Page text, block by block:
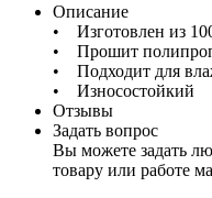
Описание
• Изготовлен из
• Прошит
• Подходит для
• Износостойкий
Отзывы
Задать вопрос
Вы можете задать
товару или работе